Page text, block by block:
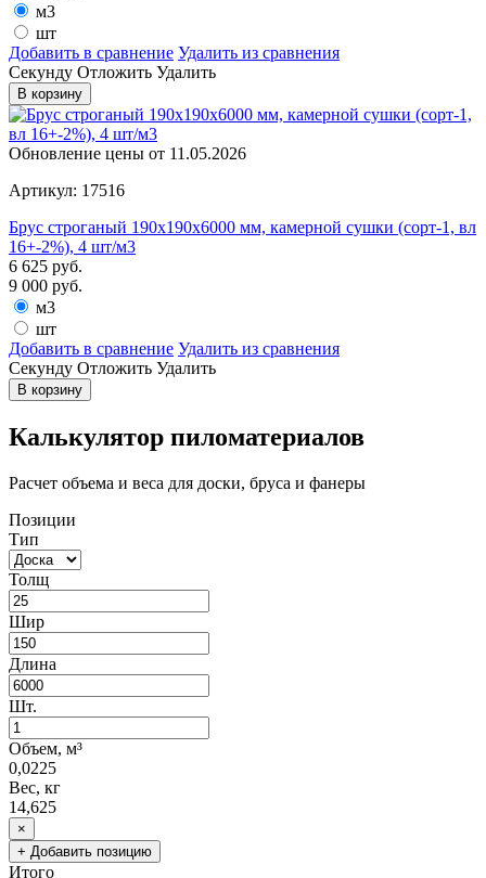
м3
шт
Добавить в сравнение Удалить из сравнения
Cекунду Отложить Удалить
В корзину
Обновление цены от 11.05.2026
Артикул: 17516
Брус строганый 190х190х6000 мм, камерной сушки (сорт-1, вл
16+-2%), 4 шт/м3
6 625 руб.
9 000 руб.
м3
шт
Добавить в сравнение Удалить из сравнения
Cекунду Отложить Удалить
В корзину
Калькулятор пиломатериалов
Расчет объема и веса для доски, бруса и фанеры
Позиции
Тип
Толщ
Шир
Длина
Шт.
Объем, м³
0,0225
Вес, кг
14,625
×
+ Добавить позицию
Итого